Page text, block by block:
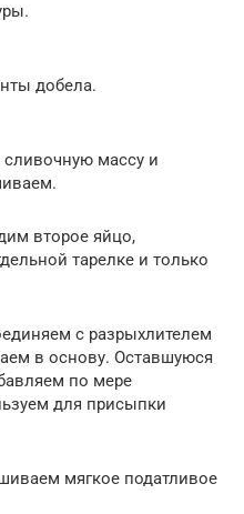
добела.
массу и
второе яйцо,
тарелке и только
с разрыхлителем
в основу. Оставшуюся
по мере
для присыпки
мягкое податливое